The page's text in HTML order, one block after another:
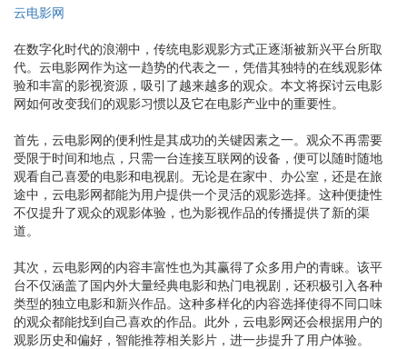
云电影网
在数字化时代的浪潮中，传统电影观影方式正逐渐被新兴平台所取
代。云电影网作为这一趋势的代表之一，凭借其独特的在线观影体
验和丰富的影视资源，吸引了越来越多的观众。本文将探讨云电影
网如何改变我们的观影习惯以及它在电影产业中的重要性。
首先，云电影网的便利性是其成功的关键因素之一。观众不再需要
受限于时间和地点，只需一台连接互联网的设备，便可以随时随地
观看自己喜爱的电影和电视剧。无论是在家中、办公室，还是在旅
途中，云电影网都能为用户提供一个灵活的观影选择。这种便捷性
不仅提升了观众的观影体验，也为影视作品的传播提供了新的渠
道。
其次，云电影网的内容丰富性也为其赢得了众多用户的青睐。该平
台不仅涵盖了国内外大量经典电影和热门电视剧，还积极引入各种
类型的独立电影和新兴作品。这种多样化的内容选择使得不同口味
的观众都能找到自己喜欢的作品。此外，云电影网还会根据用户的
观影历史和偏好，智能推荐相关影片，进一步提升了用户体验。